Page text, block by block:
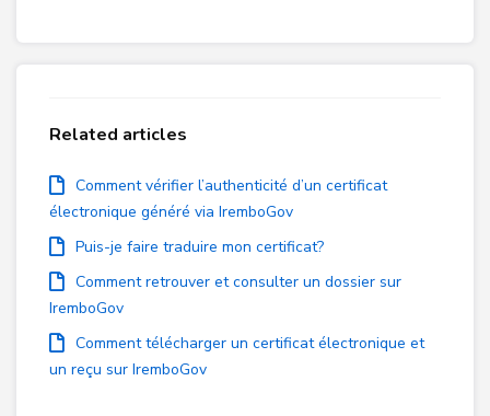
Related articles
Comment vérifier l’authenticité d’un certificat
électronique généré via IremboGov
Puis-je faire traduire mon certificat?
Comment retrouver et consulter un dossier sur
IremboGov
Comment télécharger un certificat électronique et
un reçu sur IremboGov